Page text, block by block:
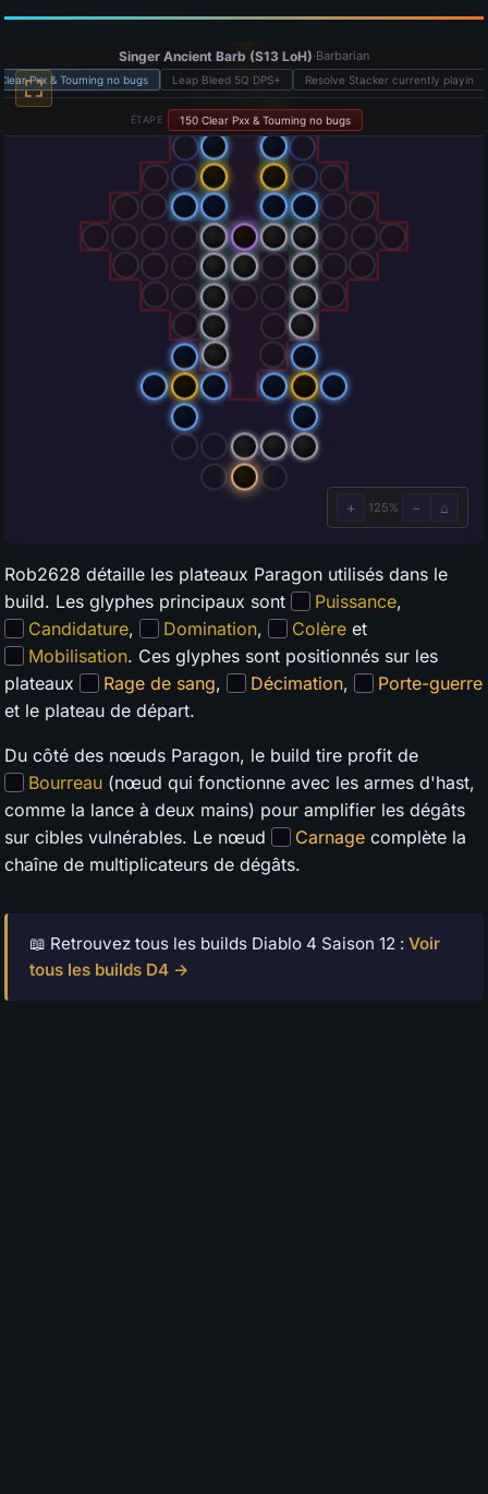
Rob2628 détaille les plateaux Paragon utilisés dans le
build. Les glyphes principaux sont
Puissance,
Candidature, Domination, Colère et
Mobilisation. Ces glyphes sont positionnés sur les
plateaux
Rage de sang, Décimation,
Porte-guerre
et le plateau de départ.
Du côté des nœuds Paragon, le build tire profit de
Bourreau (nœud qui fonctionne avec les armes d'hast,
comme la lance à deux mains) pour amplifier les dégâts
sur cibles vulnérables. Le nœud
Carnage complète la
chaîne de multiplicateurs de dégâts.
📖 Retrouvez tous les builds Diablo 4 Saison 12 : Voir
tous les builds D4 →